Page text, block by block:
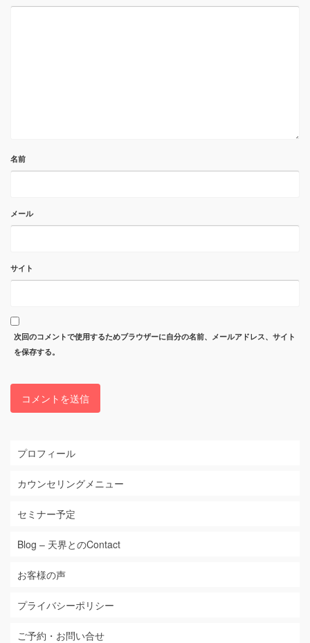
名前
メール
サイト
次回のコメントで使用するためブラウザーに自分の名前、メールアドレス、サイト
を保存する。
プロフィール
カウンセリングメニュー
セミナー予定
Blog – 天界とのContact
お客様の声
プライバシーポリシー
ご予約・お問い合せ